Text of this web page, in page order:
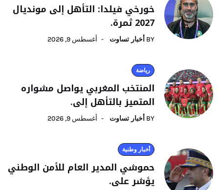
خورخي فيلدا: التأهل إلى مونديال
2027 ثمرة.
BY أخبار تساوت أغسطس 9, 2026
رياضة
المنتخب المغربي يواصل مشواره
المتميز بالتأهل إلى.
BY أخبار تساوت أغسطس 9, 2026
أخبار وطنية
حموشي المدير العام للأمن الوطني
يؤشر على.